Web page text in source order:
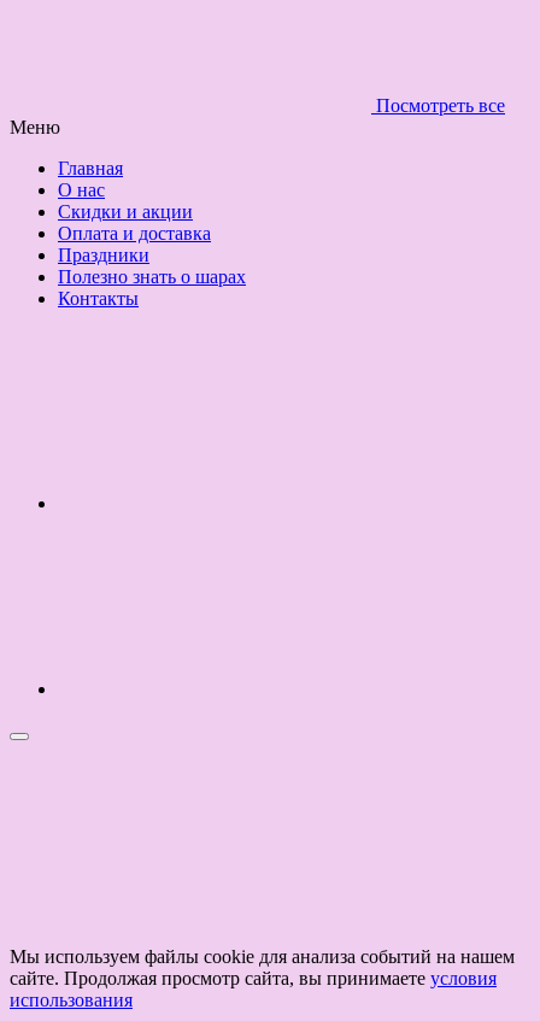
Посмотреть все
Меню
Главная
О нас
Скидки и акции
Оплата и доставка
Праздники
Полезно знать о шарах
Контакты
Мы используем файлы cookie для анализа событий на нашем
сайте. Продолжая просмотр сайта, вы принимаете условия
использования